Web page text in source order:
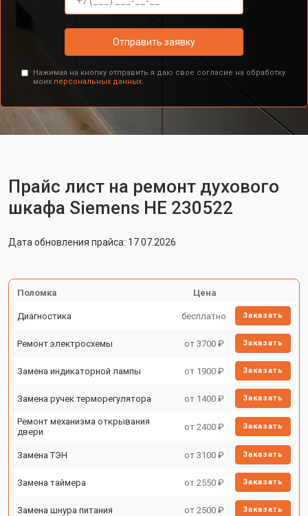
Отправить заявку
Нажимая на кнопку отправить я даю свое согласие на обработку
моих персональных данных.
Прайс лист на ремонт духового
шкафа Siemens HE 230522
Дата обновления прайса: 17.07.2026
Поломка Цена
Диагностика бесплатно Заказать
Ремонт электросхемы от 3700 ₽ Заказать
Замена индикаторной лампы от 1900 ₽ Заказать
Замена ручек терморегулятора от 1400 ₽ Заказать
Ремонт механизма открывания
двери
от 2400 ₽ Заказать
Замена ТЭН от 3100 ₽ Заказать
Замена таймера от 2550 ₽ Заказать
Замена шнура питания от 2500 ₽ Заказать